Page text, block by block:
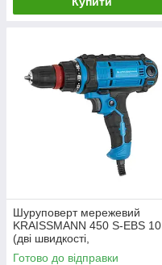
Шуруповерт мережевий
KRAISSMANN 450 S-EBS 10
(дві швидкості,
швидкозатискний патрон)
Готово до відправки